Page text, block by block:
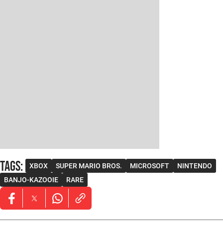
Tags: XBOX SUPER MARIO BROS. MICROSOFT
NINTENDO
BANJO-KAZOOIE
RARE
Opens in new window
Opens in new window
Opens in new window